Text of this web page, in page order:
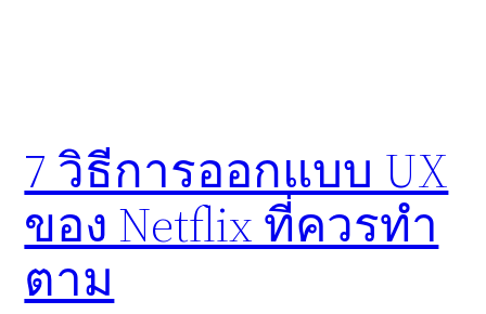
7 วิธีการออกแบบ UX
ของ Netflix ที่ควรทำ
ตาม